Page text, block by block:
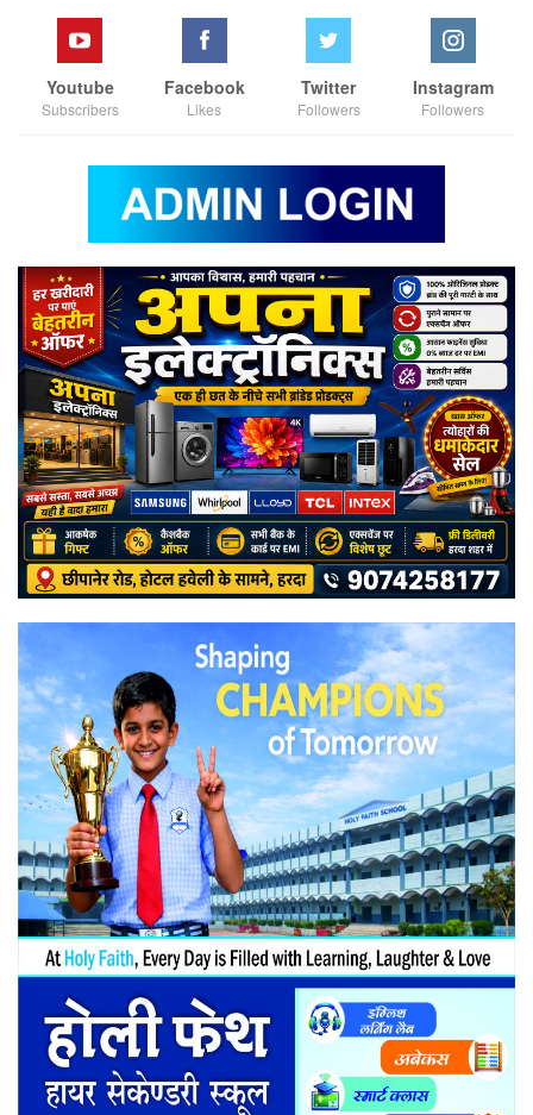
Youtube
Subscribers
Facebook
Likes
Twitter
Followers
Instagram
Followers